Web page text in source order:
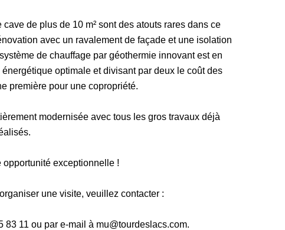
de plus de 10 m² sont des atouts rares dans ce
avec un ravalement de façade et une isolation
de chauffage par géothermie innovant est en
optimale et divisant par deux le coût des
première pour une copropriété.
modernisée avec tous les gros travaux déjà
opportunité exceptionnelle !
une visite, veuillez contacter :
83 11 ou par e-mail à mu@tourdeslacs.com.